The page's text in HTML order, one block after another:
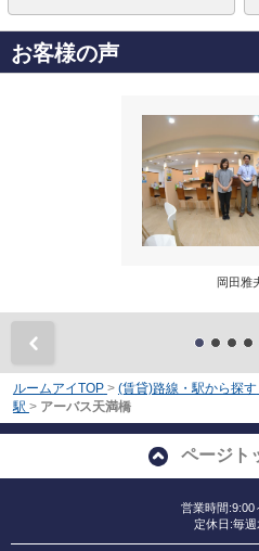
お客様の声
岡田雅
ルームアイTOP > (賃貸)路線・駅から探す
駅 > アーバス天満橋
ページト
営業時間:9:00
定休日:毎週